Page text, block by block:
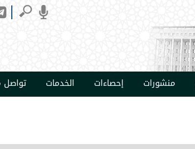
منشورات إحصاءات الخدمات تواصل